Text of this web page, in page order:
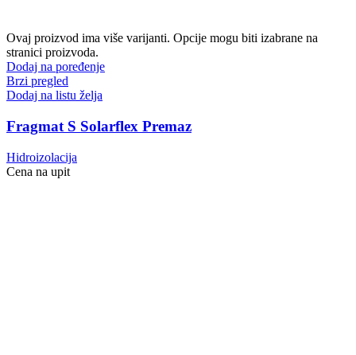
Ovaj proizvod ima više varijanti. Opcije mogu biti izabrane na
stranici proizvoda.
Dodaj na poređenje
Brzi pregled
Dodaj na listu želja
Fragmat S Solarflex Premaz
Hidroizolacija
Cena na upit